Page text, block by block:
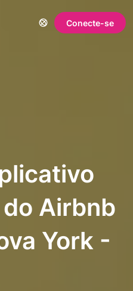
Conecte-se
Airbnb
York -